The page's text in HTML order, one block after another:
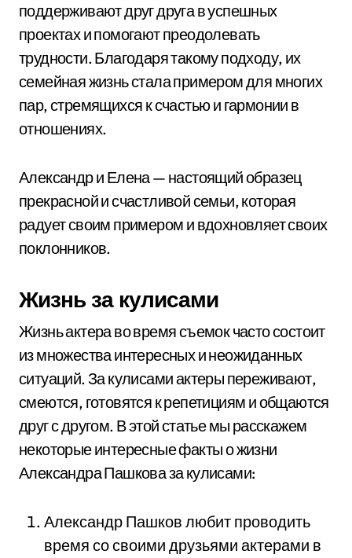
поддерживают друг друга в успешных
проектах и помогают преодолевать
трудности. Благодаря такому подходу, их
семейная жизнь стала примером для многих
пар, стремящихся к счастью и гармонии в
отношениях.
Александр и Елена — настоящий образец
прекрасной и счастливой семьи, которая
радует своим примером и вдохновляет своих
поклонников.
Жизнь за кулисами
Жизнь актера во время съемок часто состоит
из множества интересных и неожиданных
ситуаций. За кулисами актеры переживают,
смеются, готовятся к репетициям и общаются
друг с другом. В этой статье мы расскажем
некоторые интересные факты о жизни
Александра Пашкова за кулисами:
Александр Пашков любит проводить
время со своими друзьями актерами в